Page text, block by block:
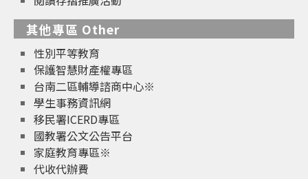
其他專區 Other
性別平等教育
保護智慧財產權專區
台南二區輔導諮商中心※
學生事務資訊網
移民署ICERD專區
國教署公文公告平台
家庭教育專區※
代收代辦費